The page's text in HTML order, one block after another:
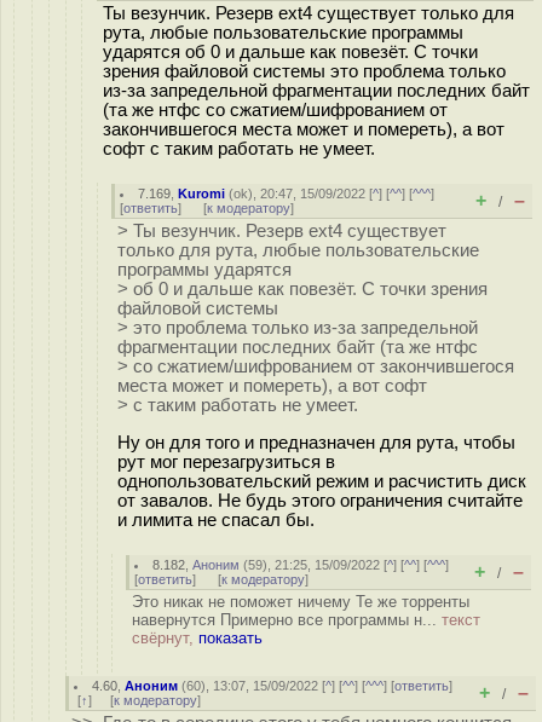
Ты везунчик. Резерв ext4 существует только для
рута, любые пользовательские программы
ударятся об 0 и дальше как повезёт. С точки
зрения файловой системы это проблема только
из-за запредельной фрагментации последних байт
(та же нтфс со сжатием/шифрованием от
закончившегося места может и помереть), а вот
софт с таким работать не умеет.
7.169 ,Kuromi (ok), 20:47, 15/09/2022 [^] [^^] [^^^]
[ответить] [к модератору] + / –
> Ты везунчик. Резерв ext4 существует
только для рута, любые пользовательские
программы ударятся
> об 0 и дальше как повезёт. С точки зрения
файловой системы
> это проблема только из-за запредельной
фрагментации последних байт (та же нтфс
> со сжатием/шифрованием от закончившегося
места может и помереть), а вот софт
> с таким работать не умеет.
Ну он для того и предназначен для рута, чтобы
рут мог перезагрузиться в
однопользовательский режим и расчистить диск
от завалов. Не будь этого ограничения считайте
и лимита не спасал бы.
8.182 ,Аноним (59), 21:25, 15/09/2022 [^] [^^] [^^^]
[ответить] [к модератору] + / –
Это никак не поможет ничему Те же торренты
навернутся Примерно все программы н... текст
свёрнут, показать
4.60 ,Аноним (60), 13:07, 15/09/2022 [^] [^^] [^^^] [ответить]
[↑] [к модератору] + / –